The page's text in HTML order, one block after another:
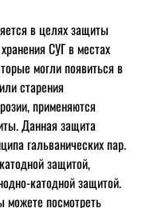
в целях защиты
СУГ в местах
могли появиться в
старения
применяются
Данная защита
гальванических пар.
защитой,
катодной защитой.
можете посмотреть